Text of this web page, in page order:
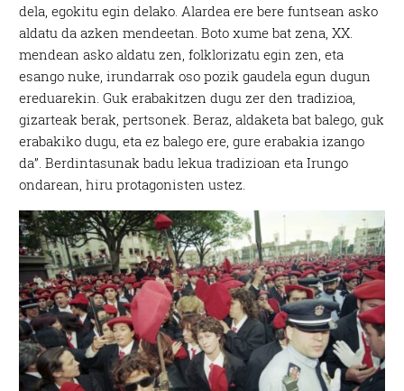
dela, egokitu egin delako. Alardea ere bere funtsean asko
aldatu da azken mendeetan. Boto xume bat zena, XX.
mendean asko aldatu zen, folklorizatu egin zen, eta
esango nuke, irundarrak oso pozik gaudela egun dugun
ereduarekin. Guk erabakitzen dugu zer den tradizioa,
gizarteak berak, pertsonek. Beraz, aldaketa bat balego, guk
erabakiko dugu, eta ez balego ere, gure erabakia izango
da”. Berdintasunak badu lekua tradizioan eta Irungo
ondarean, hiru protagonisten ustez.